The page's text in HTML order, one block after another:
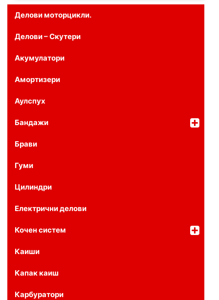
Делови моторцикли.
Делови – Скутери
Акумулатори
Амортизери
Аулспух
Бандажи
Брави
Гуми
Цилиндри
Електрични делови
Кочен систем
Каиши
Капак каиш
Карбуратори